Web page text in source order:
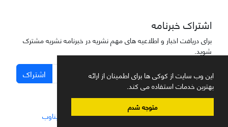
این وب سایت از کوکی ها برای اطمینان از ارائه
بهترین خدمات استفاده می کند.
متوجه شدم
اشتراک خبرنامه
برای دریافت اخبار و اطلاعیه های مهم نشریه در خبرنامه نشریه مشترک
شوید.
اشتراک
سامانه مدیریت نشریات علمی.طراحی و پیاده سازی از سیناوب